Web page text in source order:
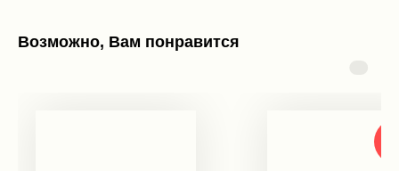
Возможно, Вам понравится